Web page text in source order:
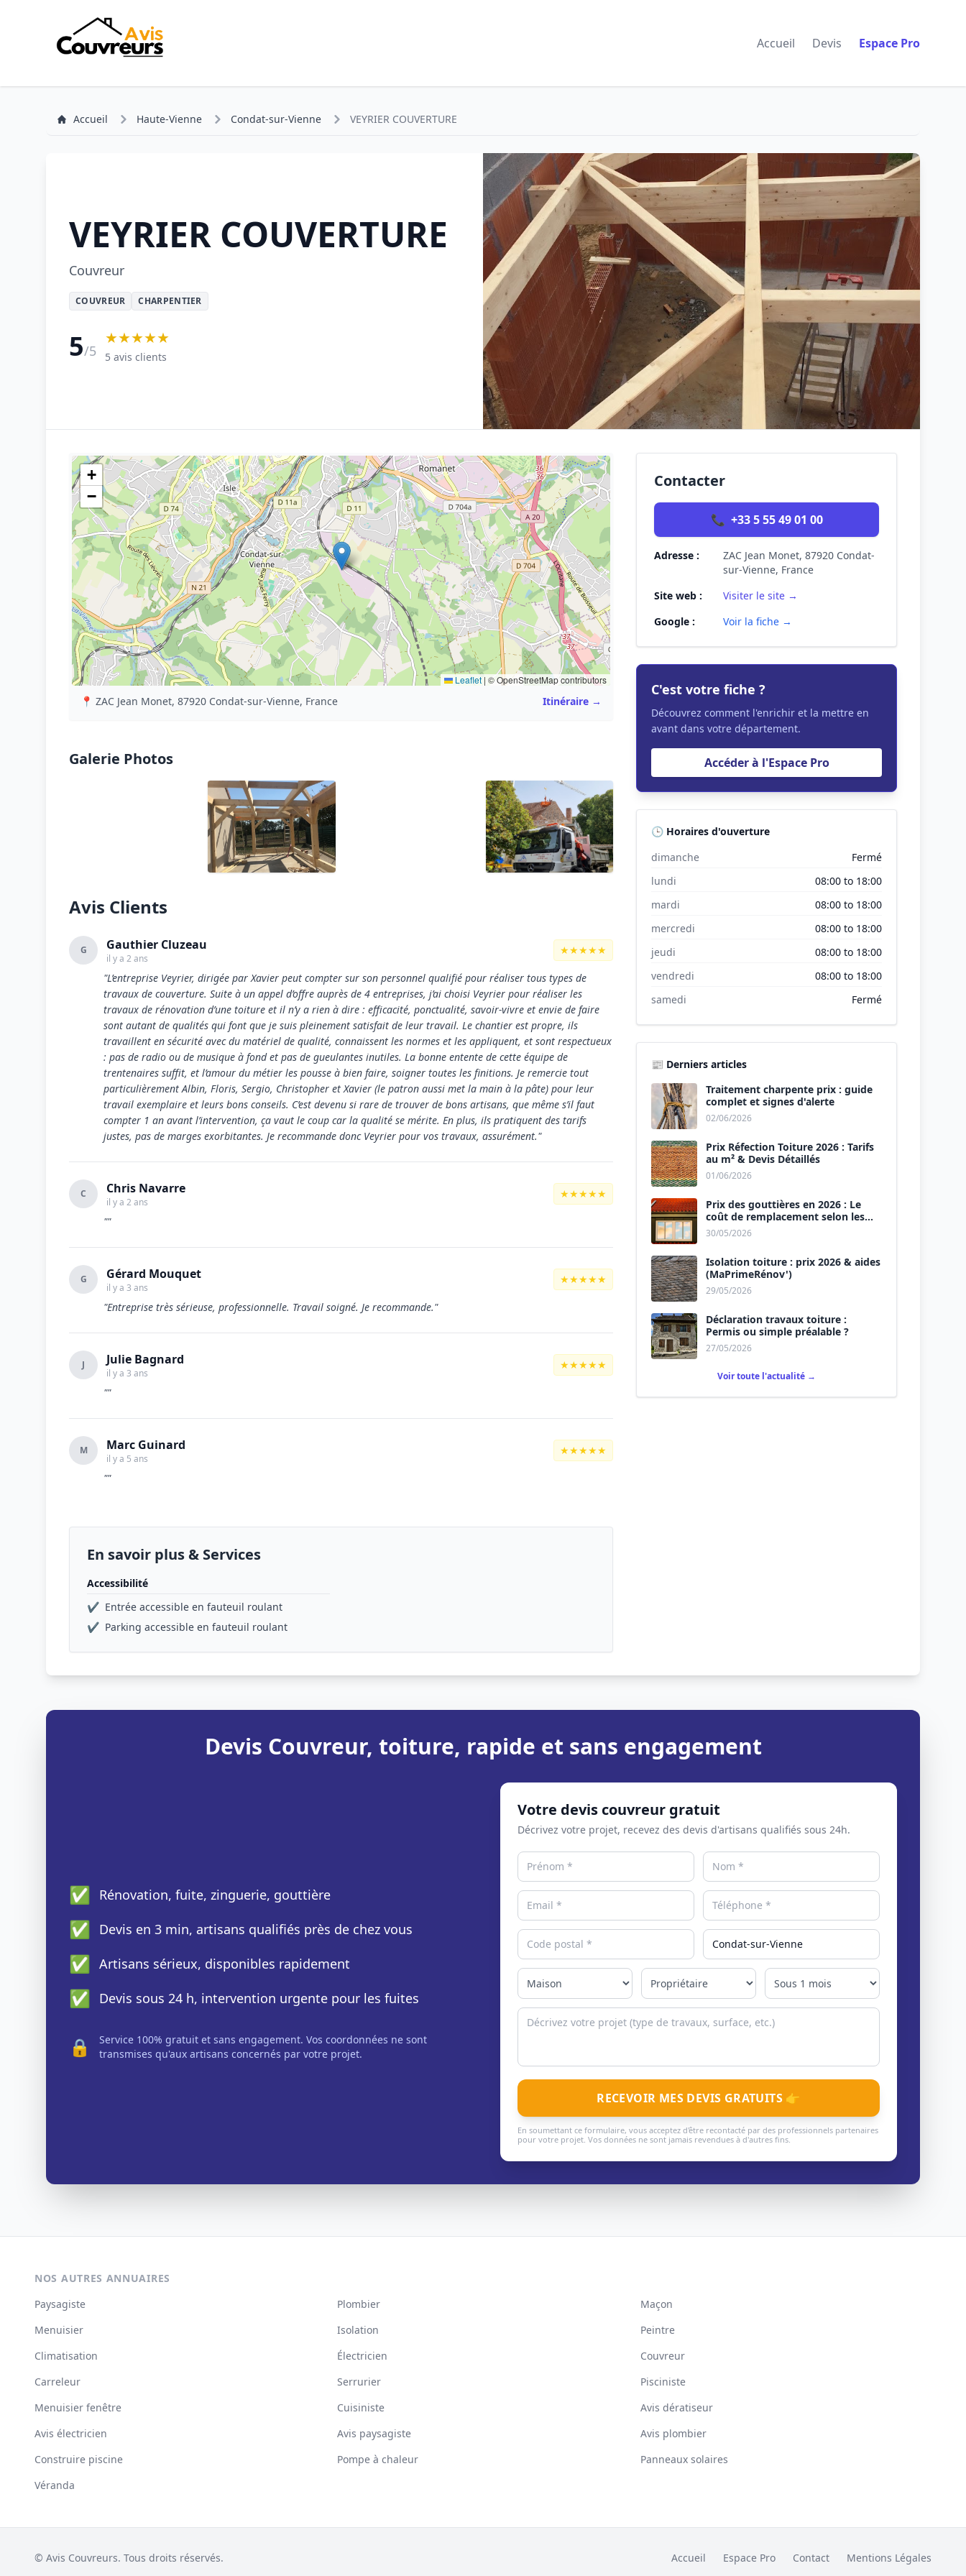
Accueil Devis Espace Pro
Accueil Haute-Vienne Condat-sur-Vienne VEYRIER COUVERTURE
VEYRIER COUVERTURE
Couvreur
COUVREUR CHARPENTIER
5/5
★★★★★
5 avis clients
+
−
Leaflet | © OpenStreetMap contributors
📍 ZAC Jean Monet, 87920 Condat-sur-Vienne, France Itinéraire →
Galerie Photos
Avis Clients
G Gauthier Cluzeau
il y a 2 ans
★★★★★
"L’entreprise Veyrier, dirigée par Xavier peut compter sur son personnel qualifié pour réaliser tous types de
travaux de couverture. Suite à un appel d’offre auprès de 4 entreprises, j’ai choisi Veyrier pour réaliser les
travaux de rénovation d’une toiture et il n’y a rien à dire : efficacité, ponctualité, savoir-vivre et envie de faire
sont autant de qualités qui font que je suis pleinement satisfait de leur travail. Le chantier est propre, ils
travaillent en sécurité avec du matériel de qualité, connaissent les normes et les appliquent, et sont respectueux
: pas de radio ou de musique à fond et pas de gueulantes inutiles. La bonne entente de cette équipe de
trentenaires suffit, et l’amour du métier les pousse à bien faire, soigner toutes les finitions. Je remercie tout
particulièrement Albin, Floris, Sergio, Christopher et Xavier (le patron aussi met la main à la pâte) pour leur
travail exemplaire et leurs bons conseils. C’est devenu si rare de trouver de bons artisans, que même s’il faut
compter 1 an avant l’intervention, ça vaut le coup car la qualité se mérite. En plus, ils pratiquent des tarifs
justes, pas de marges exorbitantes. Je recommande donc Veyrier pour vos travaux, assurément."
C Chris Navarre
il y a 2 ans
★★★★★
""
G Gérard Mouquet
il y a 3 ans
★★★★★
"Entreprise très sérieuse, professionnelle. Travail soigné. Je recommande."
J Julie Bagnard
il y a 3 ans
★★★★★
""
M Marc Guinard
il y a 5 ans
★★★★★
""
En savoir plus & Services
Accessibilité
✔ Entrée accessible en fauteuil roulant
✔ Parking accessible en fauteuil roulant
Contacter
📞 +33 5 55 49 01 00
Adresse :
ZAC Jean Monet, 87920 Condat-
sur-Vienne, France
Site web :
Visiter le site →
Google :
Voir la fiche →
C'est votre fiche ?
Découvrez comment l'enrichir et la mettre en
avant dans votre département.
Accéder à l'Espace Pro
🕒 Horaires d'ouverture
dimanche
Fermé
lundi
08:00 to 18:00
mardi
08:00 to 18:00
mercredi
08:00 to 18:00
jeudi
08:00 to 18:00
vendredi
08:00 to 18:00
samedi
Fermé
📰 Derniers articles
Traitement charpente prix : guide
complet et signes d'alerte
02/06/2026
Prix Réfection Toiture 2026 : Tarifs
au m² & Devis Détaillés
01/06/2026
Prix des gouttières en 2026 : Le
coût de remplacement selon les
matériaux
30/05/2026
Isolation toiture : prix 2026 & aides
(MaPrimeRénov')
29/05/2026
Déclaration travaux toiture :
Permis ou simple préalable ?
27/05/2026
Voir toute l'actualité →
Devis Couvreur, toiture, rapide et sans engagement
✅ Rénovation, fuite, zinguerie, gouttière
✅ Devis en 3 min, artisans qualifiés près de chez vous
✅ Artisans sérieux, disponibles rapidement
✅ Devis sous 24 h, intervention urgente pour les fuites
🔒
Service 100% gratuit et sans engagement. Vos coordonnées ne sont
transmises qu'aux artisans concernés par votre projet.
Votre devis couvreur gratuit
Décrivez votre projet, recevez des devis d'artisans qualifiés sous 24h.
RECEVOIR MES DEVIS GRATUITS 👉
En soumettant ce formulaire, vous acceptez d'être recontacté par des professionnels partenaires
pour votre projet. Vos données ne sont jamais revendues à d'autres fins.
NOS AUTRES ANNUAIRES
Paysagiste
Plombier
Maçon
Menuisier
Isolation
Peintre
Climatisation
Électricien
Couvreur
Carreleur
Serrurier
Pisciniste
Menuisier fenêtre
Cuisiniste
Avis dératiseur
Avis électricien
Avis paysagiste
Avis plombier
Construire piscine
Pompe à chaleur
Panneaux solaires
Véranda
© Avis Couvreurs. Tous droits réservés. Accueil Espace Pro Contact Mentions Légales